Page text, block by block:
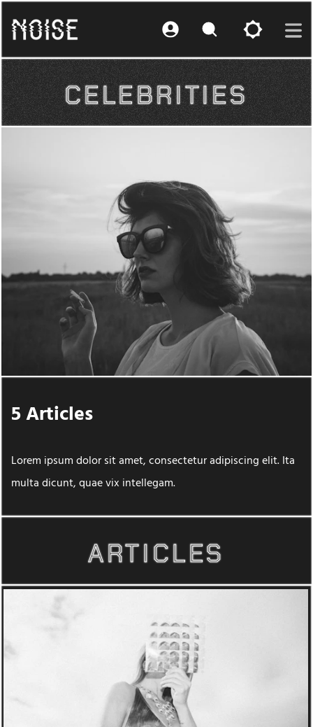
CELEBRITIES
CELEBRITIES
5 Articles
Lorem ipsum dolor sit amet, consectetur adipiscing elit. Ita
multa dicunt, quae vix intellegam.
ARTICLES
ARTICLES